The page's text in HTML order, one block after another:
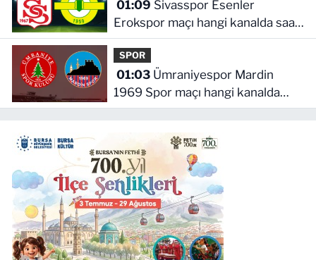
01:09
Erokspor maçı hangi kanalda saat
kaçta
SPOR
01:03Ümraniyespor Mardin
1969 Spor maçı hangi kanalda
saat kaçta!